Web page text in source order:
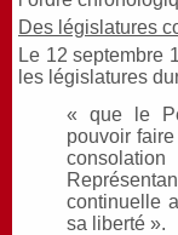
Des législatures
Le 12 septembre
les législatures
« que le
pouvoir
continuelle
sa liberté ».